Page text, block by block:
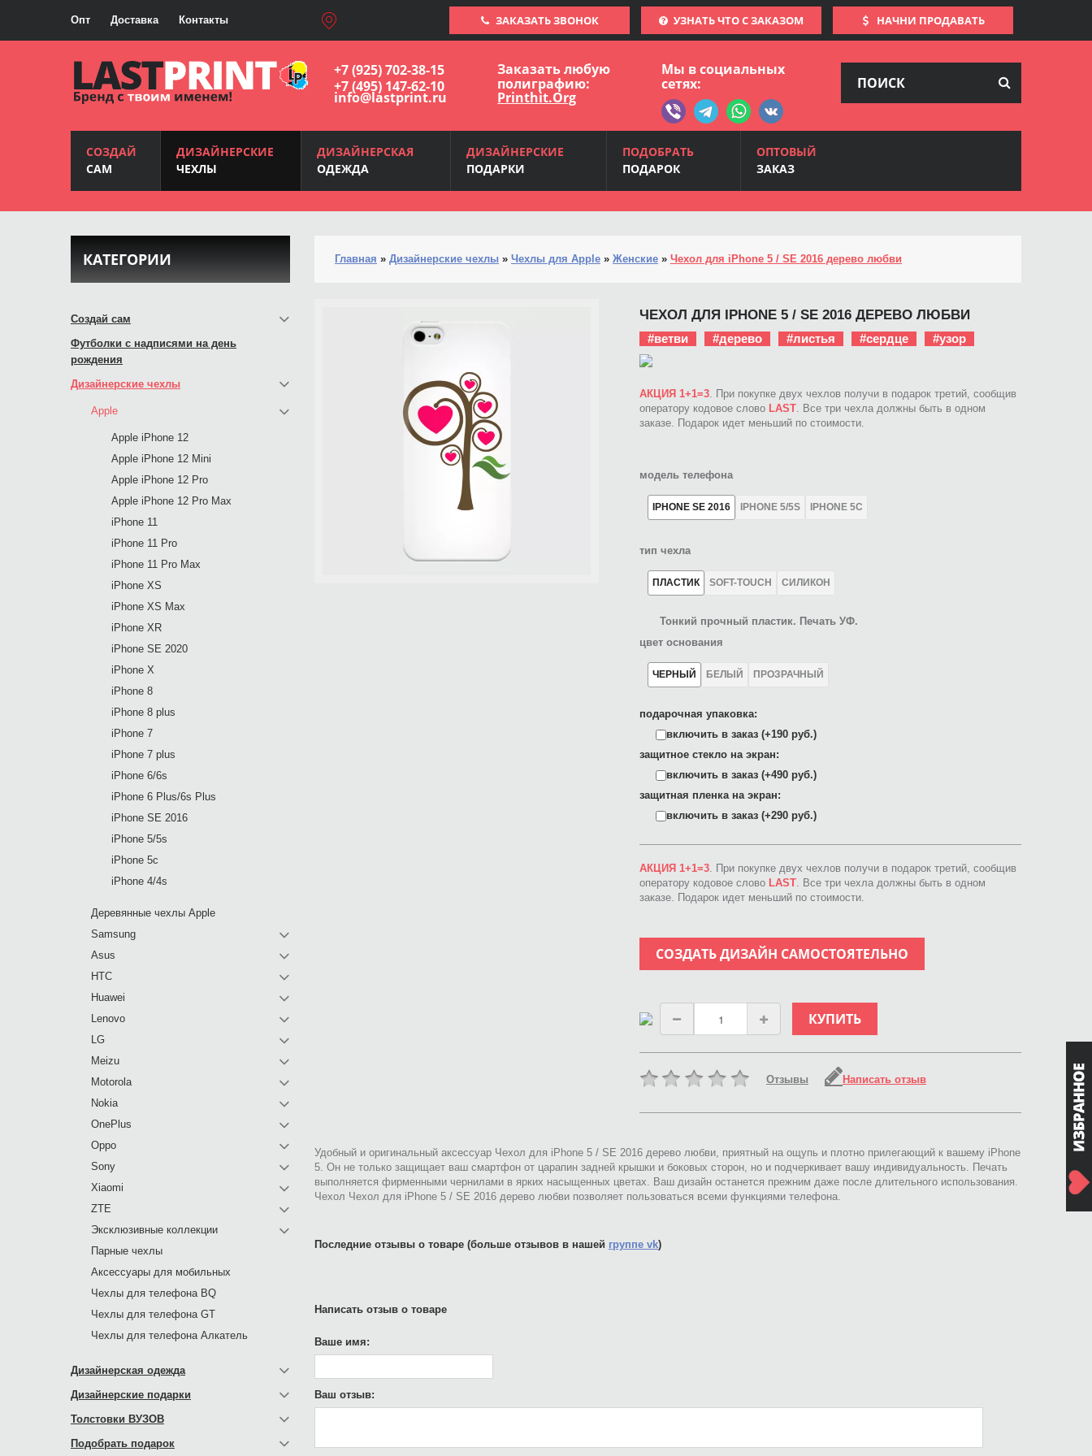
Опт Доставка Контакты ЗАКАЗАТЬ ЗВОНОК УЗНАТЬ ЧТО С ЗАКАЗОМ НАЧНИ ПРОДАВАТЬ
+7 (925) 702-38-15
+7 (495) 147-62-10
info@lastprint.ru
Заказать любую
полиграфию:
Printhit.Org
Мы в социальных
сетях:
СОЗДАЙ
САМ
ДИЗАЙНЕРСКИЕ
ЧЕХЛЫ
ДИЗАЙНЕРСКАЯ
ОДЕЖДА
ДИЗАЙНЕРСКИЕ
ПОДАРКИ
ПОДОБРАТЬ
ПОДАРОК
ОПТОВЫЙ
ЗАКАЗ
Главная » Дизайнерские чехлы » Чехлы для Apple » Женские » Чехол для iPhone 5 / SE 2016 дерево любви
ЧЕХОЛ ДЛЯ IPHONE 5 / SE 2016 ДЕРЕВО ЛЮБВИ
#ветви #дерево #листья #сердце #узор
АКЦИЯ 1+1=3. При покупке двух чехлов получи в подарок третий, сообщив
оператору кодовое слово LAST. Все три чехла должны быть в одном
заказе. Подарок идет меньший по стоимости.
модель телефона
IPHONE SE 2016 IPHONE 5/5S IPHONE 5C
тип чехла
ПЛАСТИК SOFT-TOUCH СИЛИКОН
Тонкий прочный пластик. Печать УФ.
цвет основания
ЧЕРНЫЙ БЕЛЫЙ ПРОЗРАЧНЫЙ
подарочная упаковка:
включить в заказ (+190 руб.)
защитное стекло на экран:
включить в заказ (+490 руб.)
защитная пленка на экран:
включить в заказ (+290 руб.)
АКЦИЯ 1+1=3. При покупке двух чехлов получи в подарок третий, сообщив
оператору кодовое слово LAST. Все три чехла должны быть в одном
заказе. Подарок идет меньший по стоимости.
СОЗДАТЬ ДИЗАЙН САМОСТОЯТЕЛЬНО
КУПИТЬ
Отзывы Написать отзыв
Удобный и оригинальный аксессуар Чехол для iPhone 5 / SE 2016 дерево любви, приятный на ощупь и плотно прилегающий к вашему iPhone
5. Он не только защищает ваш смартфон от царапин задней крышки и боковых сторон, но и подчеркивает вашу индивидуальность. Печать
выполняется фирменными чернилами в ярких насыщенных цветах. Ваш дизайн останется прежним даже после длительного использования.
Чехол Чехол для iPhone 5 / SE 2016 дерево любви позволяет пользоваться всеми функциями телефона.
Последние отзывы о товаре (больше отзывов в нашей группе vk)
Написать отзыв о товаре
Ваше имя:
Ваш отзыв:
КАТЕГОРИИ
Создай сам
Футболки с надписями на день
рождения
Дизайнерские чехлы
Apple
Apple iPhone 12
Apple iPhone 12 Mini
Apple iPhone 12 Pro
Apple iPhone 12 Pro Max
iPhone 11
iPhone 11 Pro
iPhone 11 Pro Max
iPhone XS
iPhone XS Max
iPhone XR
iPhone SE 2020
iPhone X
iPhone 8
iPhone 8 plus
iPhone 7
iPhone 7 plus
iPhone 6/6s
iPhone 6 Plus/6s Plus
iPhone SE 2016
iPhone 5/5s
iPhone 5c
iPhone 4/4s
Деревянные чехлы Apple
Samsung
Asus
HTC
Huawei
Lenovo
LG
Meizu
Motorola
Nokia
OnePlus
Oppo
Sony
Xiaomi
ZTE
Эксклюзивные коллекции
Парные чехлы
Аксессуары для мобильных
Чехлы для телефона BQ
Чехлы для телефона GT
Чехлы для телефона Алкатель
Дизайнерская одежда
Дизайнерские подарки
Толстовки ВУЗОВ
Подобрать подарок